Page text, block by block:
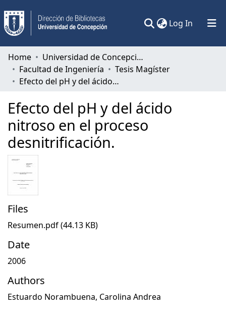
Log In (current)
Communities & Collections
All of DSpace
Home
Universidad de Concepción
Facultad de Ingeniería
Tesis Magíster
Efecto del pH y del ácido nitroso en el proceso desnitrificación.
Efecto del pH y del ácido
nitroso en el proceso
desnitrificación.
Files
Resumen.pdf(44.13 KB)
Date
2006
Authors
Estuardo Norambuena, Carolina Andrea